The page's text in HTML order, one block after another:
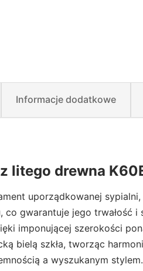
Informacje dodatkowe
litego drewna
uporządkowanej
gwarantuje jego trwałość
imponującej szerokości
bielą szkła, tworząc
a wyszukanym stylem.